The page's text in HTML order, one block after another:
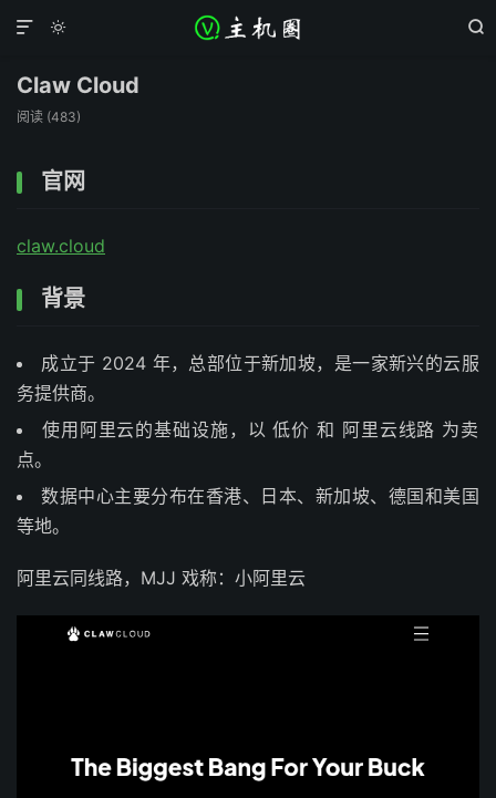



Claw Cloud
阅读 (483)
官网
claw.cloud
背景
成立于 2024 年，总部位于新加坡，是一家新兴的云服
务提供商。
使用阿里云的基础设施，以 低价 和 阿里云线路 为卖
点。
数据中心主要分布在香港、日本、新加坡、德国和美国
等地。
阿里云同线路，MJJ 戏称：小阿里云